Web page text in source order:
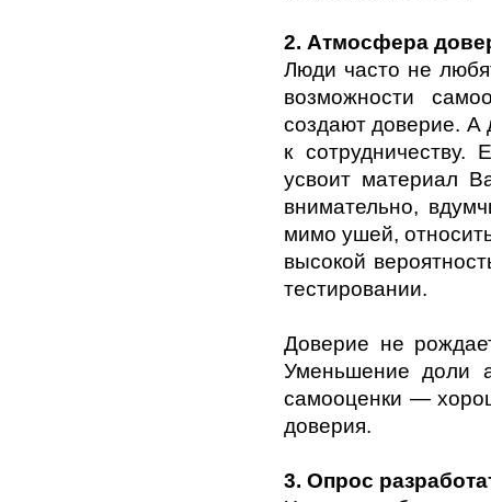
2. Атмосфера
Люди часто не
возможности
создают доверие. А
к
усвоит материал
внимательно,
мимо ушей,
высокой
тестировании.
Доверие не
Уменьшение доли
самооценки —
доверия.
3. Опрос